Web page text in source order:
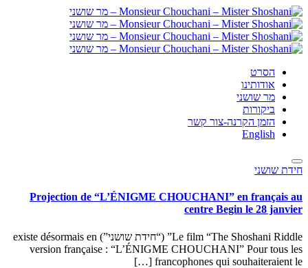
הסרט
אודותינו
מר שושני
ביקורות
הזמן הקרנה-צור קשר
English
חידת שושני
Projection de “L’ÉNIGME CHOUCHANI” en français au
centre Begin le 28 janvier
Le film “The Shoshani Riddle” (“חידת שושני”) existe désormais en
version française : “L’ÉNIGME CHOUCHANI” Pour tous les
francophones qui souhaiteraient le […]